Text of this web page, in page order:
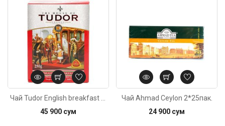
45 900 сум
Чай Ahmad Ceylon 2*25пак.
24 900 сум